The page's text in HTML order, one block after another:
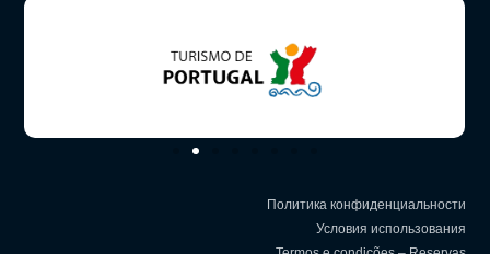
Политика конфиденциальности
Условия использования